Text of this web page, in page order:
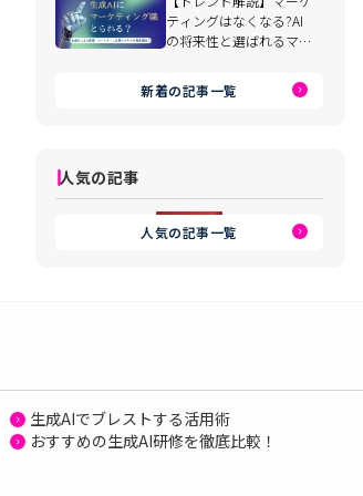
ティングはなくなる?AI
の将来性と選ばれるマー
新着の記事一覧
人気の記事
人気の記事一覧
生成AIでブレストする活用術
おすすめの生成AI研修を徹底比較！